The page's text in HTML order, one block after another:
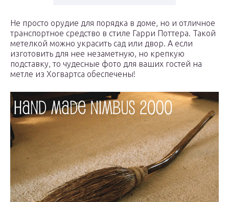
Не просто орудие для порядка в доме, но и отличное
транспортное средство в стиле Гарри Поттера. Такой
метелкой можно украсить сад или двор. А если
изготовить для нее незаметную, но крепкую
подставку, то чудесные фото для ваших гостей на
метле из Хогвартса обеспечены!